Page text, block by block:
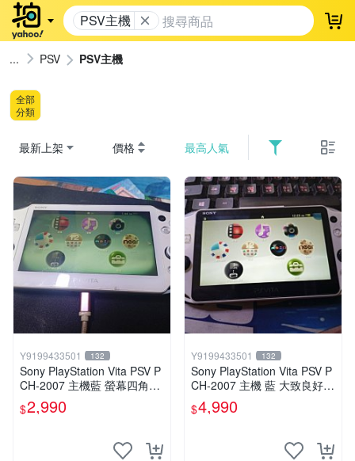
PSV主機 登
PSV PSV主機
全部
分類
最新上架 價格 最高人氣
Y9199433501 132
Sony PlayStation Vita PSV P
CH-2007 主機藍 螢幕四角略
暗 可安裝遊戲 系統3.74書
$2,990
Y9199433501 132
Sony PlayStation Vita PSV P
CH-2007 主機 藍 大致良好
送絕版YAMATO保殼
$4,990